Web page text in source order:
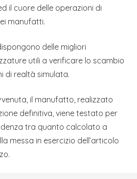
il cuore delle operazioni di
manufatti.
delle migliori
utili a verificare lo scambio
di realtà simulata.
il manufatto, realizzato
definitiva, viene testato per
tra quanto calcolato a
messa in esercizio dell’articolo